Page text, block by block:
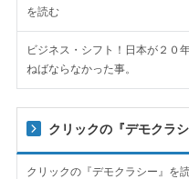
を読む
ビジネス・シフト！日本が２０
ねばならなかった事。
クリックの『デモクラ
クリックの『デモクラシー』を